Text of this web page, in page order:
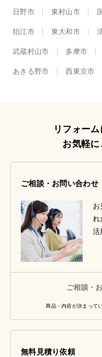
日野市 東村山市
狛江市 東大和市
武蔵村山市 多摩市
あきる野市 西東京市
リフォー
お気軽
ご相談・お問い合わせ
お
れ
活
ご相談・
商品・内容が決まって
無料見積り依頼